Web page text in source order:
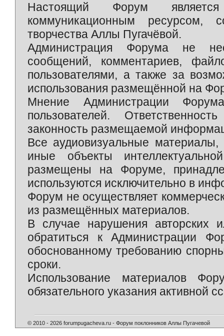
Настоящий Форум является
коммуникационным ресурсом,
творчества Аллы Пугачёвой.
Администрация Форума не
сообщений, комментариев,
пользователями, а также за
использования размещённой на
Мнение Администрации
пользователей.
законность размещаемой
Все аудиовизуальные
иные объекты
размещены на Форуме,
используются исключительно в
Форум не осуществляет
из размещённых материалов.
В случае нарушения авторских
обратиться к Администрации
обоснованному требованию
сроки.
Использование материалов
обязательного указания активной
© 2010 - 2026 forumpugacheva.ru - Форум поклонников Аллы Пугачевой